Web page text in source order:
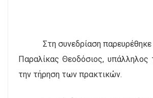
Στη συνεδρίαση παρευρέθηκε
Παραλίκας Θεοδόσιος, υπάλληλος
την τήρηση των πρακτικών.